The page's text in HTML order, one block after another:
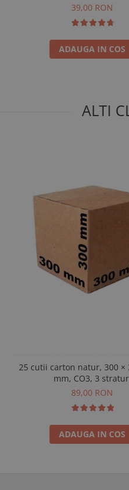
39,00 RON
ADAUGA IN COS
ALTI
25 cutii carton natur, 300 ×
mm, CO3, 3
89,00 RON
ADAUGA IN COS